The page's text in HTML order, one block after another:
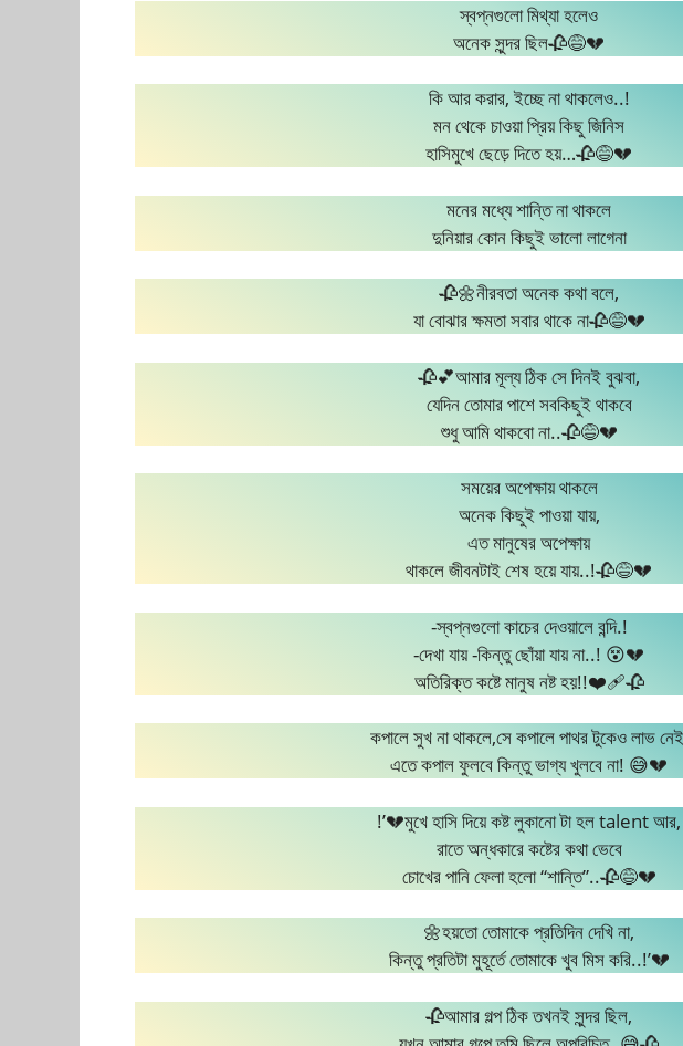
স্বপ্নগুলো মিথ্যা হলেও
অনেক সুন্দর ছিল🥀😅💔
কি আর করার, ইচ্ছে না থাকলেও..!
মন থেকে চাওয়া প্রিয় কিছু জিনিস
হাসিমুখে ছেড়ে দিতে হয়…🥀😅💔
মনের মধ্যে শান্তি না থাকলে
দুনিয়ার কোন কিছুই ভালো লাগেনা
🥀🌼নীরবতা অনেক কথা বলে,
যা বোঝার ক্ষমতা সবার থাকে না🥀😅💔
🥀💕আমার মূল্য ঠিক সে দিনই বুঝবা,
যেদিন তোমার পাশে সবকিছুই থাকবে
শুধু আমি থাকবো না..🥀😅💔
সময়ের অপেক্ষায় থাকলে
অনেক কিছুই পাওয়া যায়,
এত মানুষের অপেক্ষায়
থাকলে জীবনটাই শেষ হয়ে যায়..!🥀😅💔
-স্বপ্নগুলো কাচের দেওয়ালে বন্দি.!
-দেখা যায় -কিন্তু ছোঁয়া যায় না..! 😵💔
অতিরিক্ত কষ্টে মানুষ নষ্ট হয়!!❤️‍🩹🥀
কপালে সুখ না থাকলে,সে কপালে পাথর টুকেও লাভ
এতে কপাল ফুলবে কিন্তু ভাগ্য খুলবে না! 😅💔
!’💔মুখে হাসি দিয়ে কষ্ট লুকানো টা হল talent আর,
রাতে অন্ধকারে কষ্টের কথা ভেবে
চোখের পানি ফেলা হলো “শান্তি”..🥀😅💔
🌼হয়তো তোমাকে প্রতিদিন দেখি না,
কিন্তু প্রতিটা মুহূর্তে তোমাকে খুব মিস করি..!’💔
🥀আমার গল্প ঠিক তখনই সুন্দর ছিল,